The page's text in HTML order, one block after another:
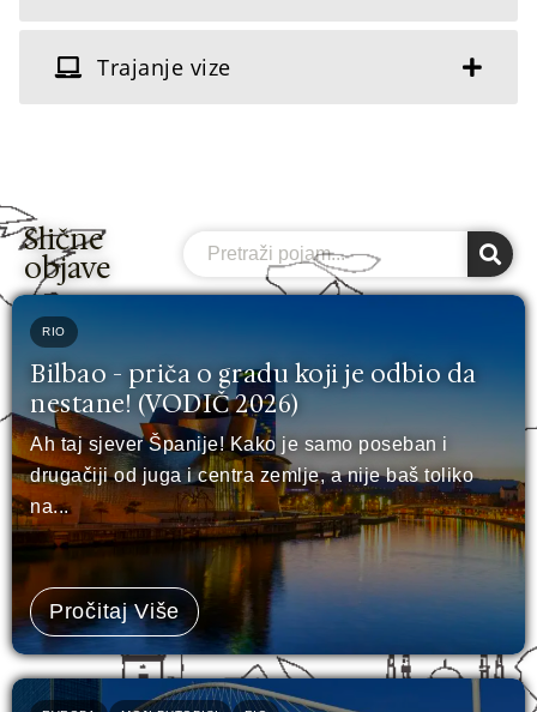
Trajanje vize
Slične
objave
RIO
Bilbao - priča o gradu koji je odbio da
nestane! (VODIČ 2026)
Ah taj sjever Španije! Kako je samo poseban i
drugačiji od juga i centra zemlje, a nije baš toliko
na...
Pročitaj Više